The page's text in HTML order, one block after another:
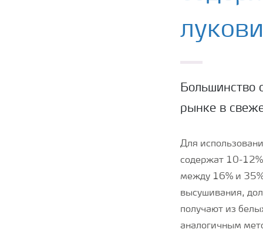
Большинство
рынке в
Для
содержат 10-12%
между 16% и
высушивания,
получают из
аналогичным